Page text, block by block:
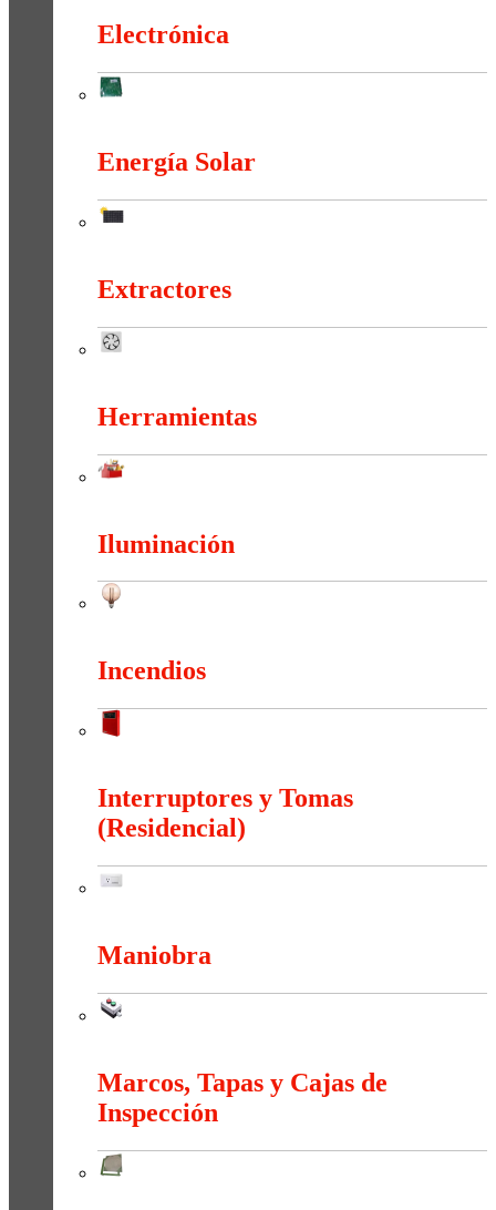
Electrónica
Energía Solar
Extractores
Herramientas
Iluminación
Incendios
Interruptores y Tomas
(Residencial)
Maniobra
Marcos, Tapas y Cajas de
Inspección